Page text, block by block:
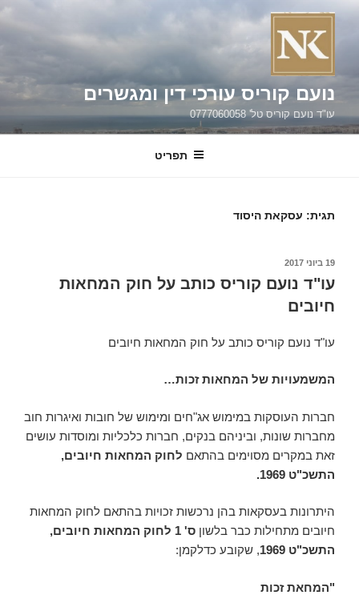
דילוג
נועם קוריס עורכי דין ומגשרים
עו"ד נועם קוריס טל' 0777060058
תפריט
תגית: עסקאת היסוד
פורסם
19 ביוני 2017
עו"ד נועם קוריס כותב על חוק המחאות
חיובים
עו"ד נועם קוריס כותב על חוק המחאות חיובים
המשמעויות של המחאות זכות…
חברות העוסקות במימוש אג"חים ומימוש של חובות ואיגרות חוב
מחברות שונות, וביניהם בנקים, חברות כלכליות ומוסדות עושים
זאת במקרים מסוימים בהתאם לחוק המחאות חיובים,
התשכ"ט 1969.
היתרונות בעסקאות בהן נרכשות זכויות בהתאם לחוק המחאות
חיובים מתחילות כבר בלשון
ס' 1 לחוק המחאות חיובים,
התשכ"ט 1969
, שקובע כדלקמן:
"המחאת זכות